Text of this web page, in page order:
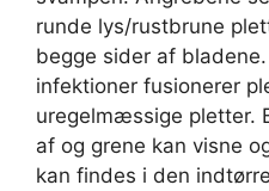
runde lys/rustbrune
begge sider af
infektioner fusionerer
uregelmæssige pletter.
af og grene kan visne
kan findes i den